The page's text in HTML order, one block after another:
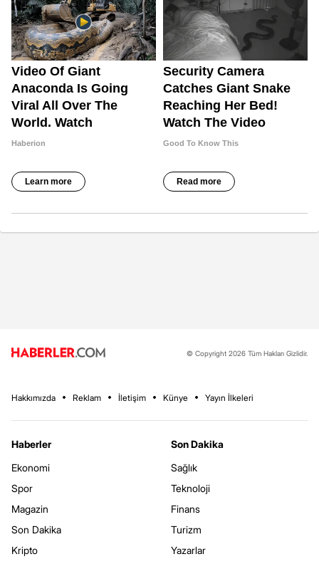
© Copyright 2026 Tüm Hakları Gizlidir.
Hakkımızda Reklam İletişim Künye Yayın İlkeleri
Haberler
Ekonomi
Spor
Magazin
Son Dakika
Kripto
Son Dakika
Sağlık
Teknoloji
Finans
Turizm
Yazarlar